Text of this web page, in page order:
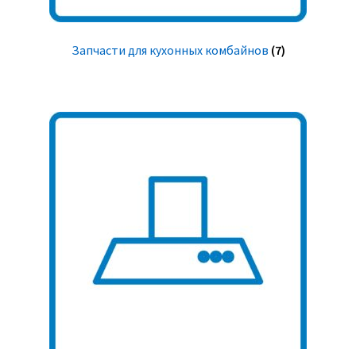
Запчасти для кухонных комбайнов (7)